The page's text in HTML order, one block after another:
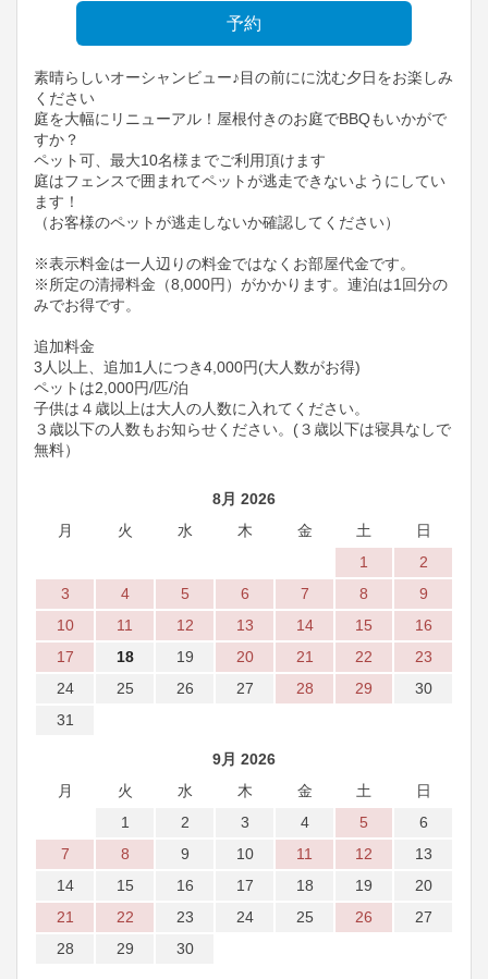
素晴らしいオーシャンビュー♪目の前にに沈む夕日をお楽しみ
ください
庭を大幅にリニューアル！屋根付きのお庭でBBQもいかがで
すか？
ペット可、最大10名様までご利用頂けます
庭はフェンスで囲まれてペットが逃走できないようにしてい
ます！
（お客様のペットが逃走しないか確認してください）
※表示料金は一人辺りの料金ではなくお部屋代金です。
※所定の清掃料金（8,000円）がかかります。連泊は1回分の
みでお得です。
追加料金
3人以上、追加1人につき4,000円(大人数がお得)
ペットは2,000円/匹/泊
子供は４歳以上は大人の人数に入れてください。
３歳以下の人数もお知らせください。(３歳以下は寝具なしで
無料）
8月 2026
月
火 水 木 金 土
日
1
2
3
4 5 6 7 8
9
10
11 12 13 14 15
16
17
18 19 20 21 22
23
24
25 26 27 28 29
30
31
9月 2026
月
火 水 木 金 土
日
1
2 3 4 5
6
7
8 9 10 11 12
13
14
15 16 17 18 19
20
21
22 23 24 25 26
27
28
29 30